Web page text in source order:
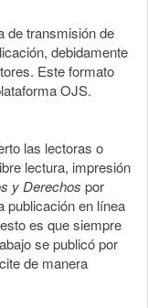
de transmisión de
debidamente
Este formato
OJS.
las lectoras o
lectura, impresión
y Derechos por
publicación en línea
es que siempre
se publicó por
de manera